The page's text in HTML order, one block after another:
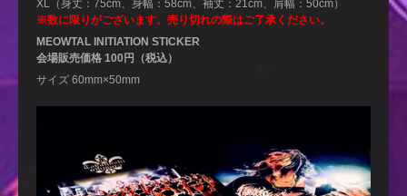
XL（身丈：75cm、身幅：58cm、袖丈：21cm、肩幅：50cm）
※数に限りがございます。売り切れの際はご了承ください。
MEOWTAL INITIATION STICKER
会場販売価格 100円（税込）
サイズ 60mm×50mm